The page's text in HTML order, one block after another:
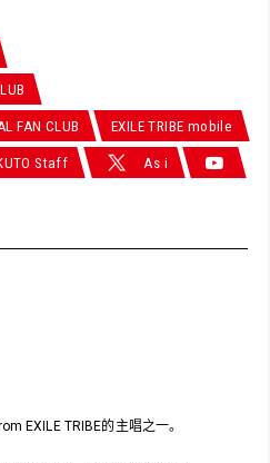
FAN CLUB EXILE TRIBE mobile
Staff As i
EXILE TRIBE的主唱之一。